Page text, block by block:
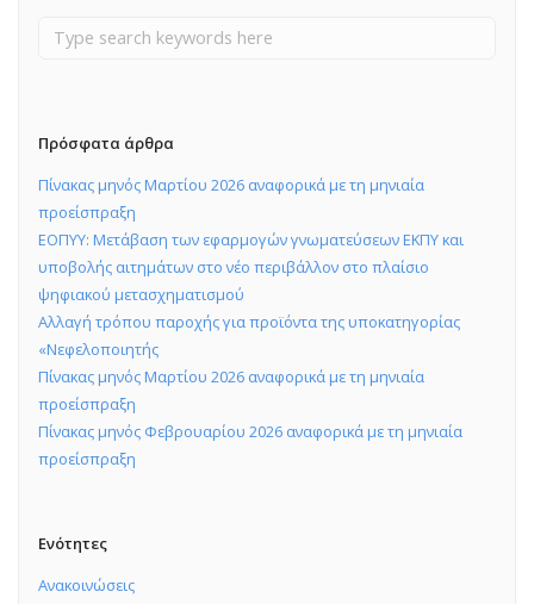
Πρόσφατα άρθρα
Πίνακας μηνός Μαρτίου 2026 αναφορικά με τη μηνιαία
προείσπραξη
ΕΟΠΥΥ: Μετάβαση των εφαρμογών γνωματεύσεων ΕΚΠΥ και
υποβολής αιτημάτων στο νέο περιβάλλον στο πλαίσιο
ψηφιακού μετασχηματισμού
Αλλαγή τρόπου παροχής για προϊόντα της υποκατηγορίας
«Νεφελοποιητής
Πίνακας μηνός Μαρτίου 2026 αναφορικά με τη μηνιαία
προείσπραξη
Πίνακας μηνός Φεβρουαρίου 2026 αναφορικά με τη μηνιαία
προείσπραξη
Ενότητες
Ανακοινώσεις